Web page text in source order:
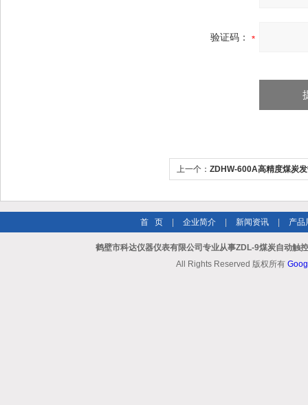
验证码：
上一个： ZDHW-600A高精度煤炭
首 页 企业简介 新闻资讯 产品
鹤壁市科达仪器仪表有限公司专业从事ZDL-9煤炭自动触
All Rights Reserved 版权所有